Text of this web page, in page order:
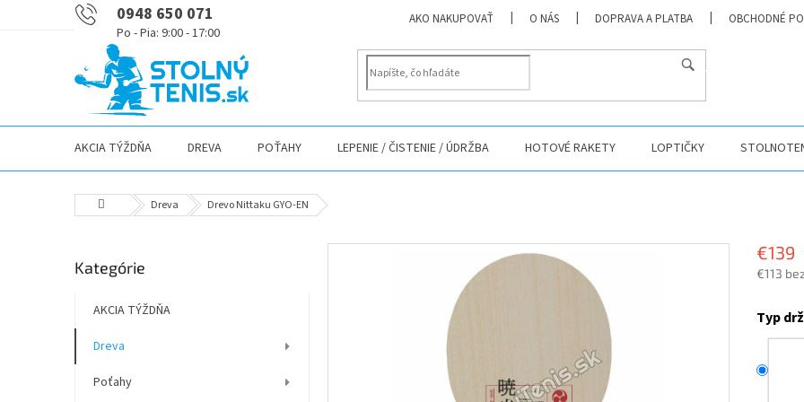
0948 650 071 AKO NAKUPOVAŤ O NÁS DOPRAVA A PLATBA OBCHODNÉ
AKCIA TÝŽDŇA DREVA POŤAHY LEPENIE / ČISTENIE / ÚDRŽBA HOTOVÉ RAKETY LOPTIČKY
DomovDreva Drevo Nittaku GYO-EN
o
ý
a
Preskočiť
Kategórie
AKCIA TÝŽDŇA
Dreva
Poťahy
€139
€113
cena:
Typ